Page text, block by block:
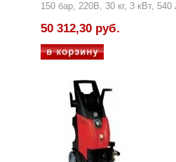
150 бар, 220В, 30 кг, 3 кВт, 540
50 312,30 руб.